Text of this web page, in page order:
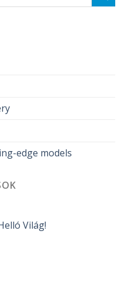
edge models
Világ!